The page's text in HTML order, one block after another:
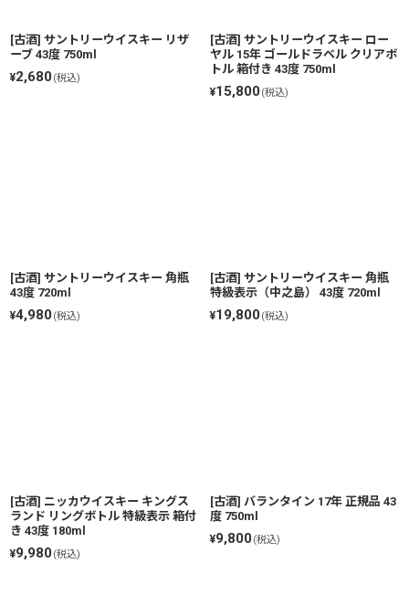
[古酒] サントリーウイスキー リザ
ーブ 43度 750ml
¥2,680(税込)
[古酒] サントリーウイスキー ロー
ヤル 15年 ゴールドラベル クリアボ
トル 箱付き 43度 750ml
¥15,800(税込)
[古酒] サントリーウイスキー 角瓶
43度 720ml
¥4,980(税込)
[古酒] サントリーウイスキー 角瓶
特級表示（中之島） 43度 720ml
¥19,800(税込)
[古酒] ニッカウイスキー キングス
ランド リングボトル 特級表示 箱付
き 43度 180ml
¥9,980(税込)
[古酒] バランタイン 17年 正規品 43
度 750ml
¥9,800(税込)